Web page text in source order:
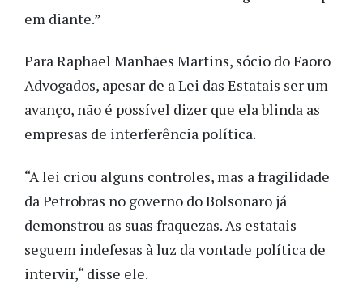
em diante.”
Para Raphael Manhães Martins, sócio do Faoro
Advogados, apesar de a Lei das Estatais ser um
avanço, não é possível dizer que ela blinda as
empresas de interferência política.
“A lei criou alguns controles, mas a fragilidade
da Petrobras no governo do Bolsonaro já
demonstrou as suas fraquezas. As estatais
seguem indefesas à luz da vontade política de
intervir,“ disse ele.